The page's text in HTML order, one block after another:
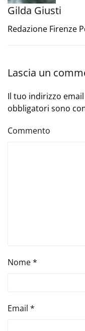
Gilda Giusti
Redazione Firenze
Lascia un
Il tuo indirizzo
obbligatori sono
Commento
Nome*
Email *